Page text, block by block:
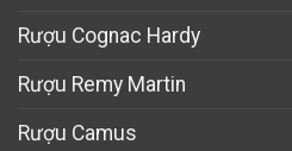
Rượu Cognac Hardy
Rượu Remy Martin
Rượu Camus